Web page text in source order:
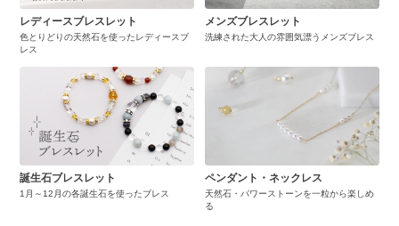
レディースブレスレット
色とりどりの天然石を使ったレディースブ
レス
メンズブレスレット
洗練された大人の雰囲気漂うメンズブレス
誕生石ブレスレット
1月～12月の各誕生石を使ったブレス
ペンダント・ネックレス
天然石・パワーストーンを一粒から楽しめ
る